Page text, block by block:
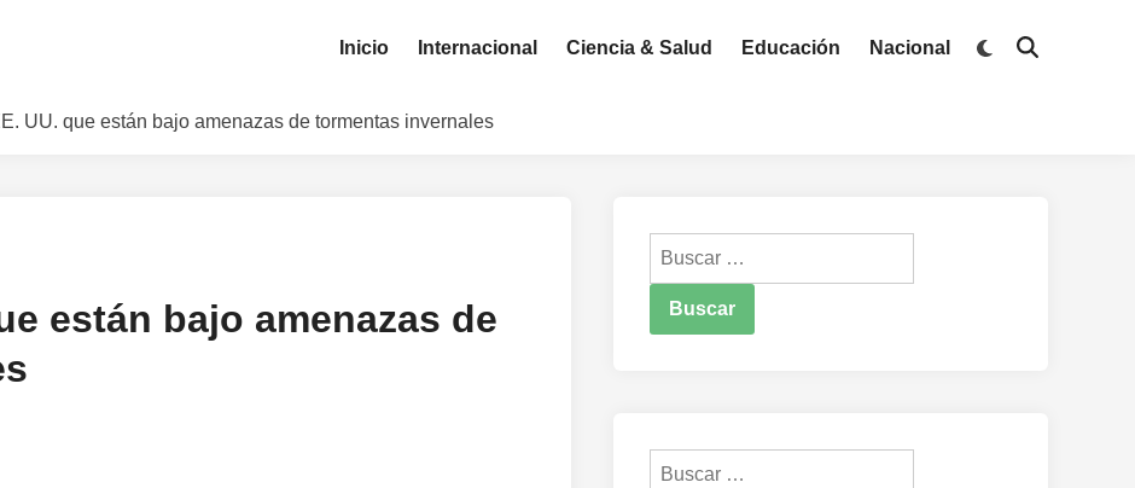
Inicio Internacional Ciencia & Salud Educación Nacional
Switch
Open
UU. que están bajo amenazas de tormentas invernales
están bajo amenazas de
Buscar:
Buscar: